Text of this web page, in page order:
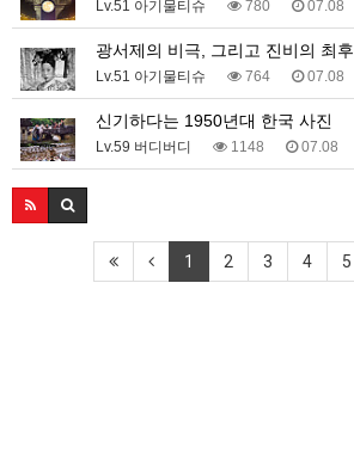
Lv.51 아기물티슈 780 07.08
광서제의 비극, 그리고 진비의 최후
Lv.51 아기물티슈 764 07.08
신기하다는 1950년대 한국 사진
Lv.59 버디버디 1148 07.08
1 2 3 4 5